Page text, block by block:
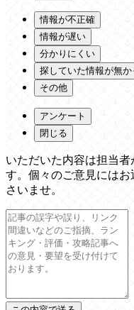
情報が不正確
情報が遅い
分かりにくい
探していた情報が無か
その他
アンケート
閉じる
いただいた内容は担当
す。個々のご意見には
さいませ。